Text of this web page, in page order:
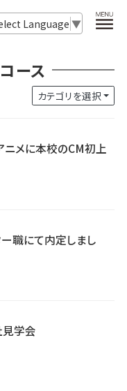
Language ▼
ース
カテゴリを選択
メに本校のCM初上
職にて内定しまし
見学会